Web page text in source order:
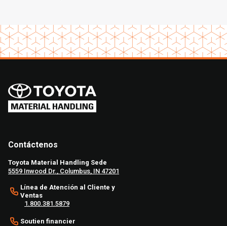
Contáctenos
Toyota Material Handling Sede
5559 Inwood Dr., Columbus, IN 47201
Línea de Atención al Cliente y
Ventas
1.800.381.5879
Soutien financier